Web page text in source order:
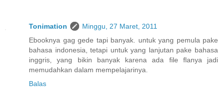
Tonimation
Minggu, 27 Maret, 2011
Ebooknya gag gede tapi banyak. untuk yang pemula pake
bahasa indonesia, tetapi untuk yang lanjutan pake bahasa
inggris, yang bikin banyak karena ada file flanya jadi
memudahkan dalam mempelajarinya.
Balas